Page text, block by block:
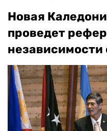
Новая
проведет